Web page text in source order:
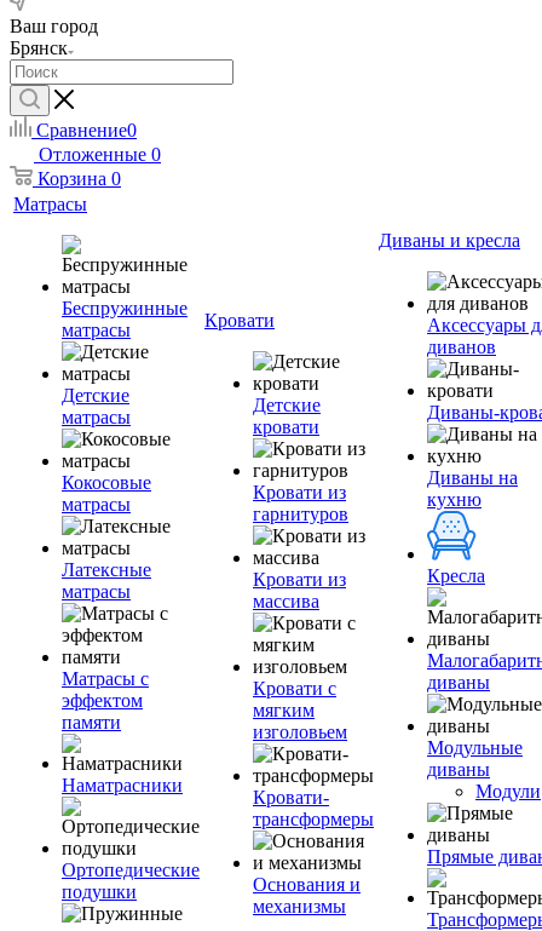
Ваш город
Брянск
Сравнение0
Отложенные 0
Корзина 0
Матрасы
Беспружинные
матрасы
Детские
матрасы
Кокосовые
матрасы
Латексные
матрасы
Матрасы с
эффектом
памяти
Наматрасники
Ортопедические
подушки
Кровати
Детские
кровати
Кровати из
гарнитуров
Кровати из
массива
Кровати с
мягким
изголовьем
Кровати-
трансформеры
Основания и
механизмы
Диваны и кресла
Аксессуары
диванов
Диваны-
Диваны на
кухню
Кресла
диваны
Модульные
диваны
Модули
Прямые